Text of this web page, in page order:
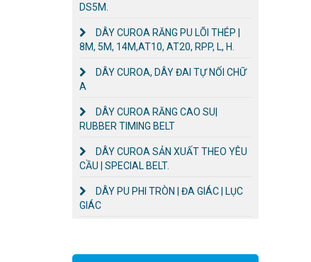
DS5M.
DÂY CUROA RĂNG PU LÕI THÉP |
8M, 5M, 14M,AT10, AT20, RPP, L, H.
DÂY CUROA, DÂY ĐAI TỰ NỐI CHỮ
A
DÂY CUROA RĂNG CAO SU|
RUBBER TIMING BELT
DÂY CUROA SẢN XUẤT THEO YÊU
CẦU | SPECIAL BELT.
DÂY PU PHI TRÒN | ĐA GIÁC | LỤC
GIÁC